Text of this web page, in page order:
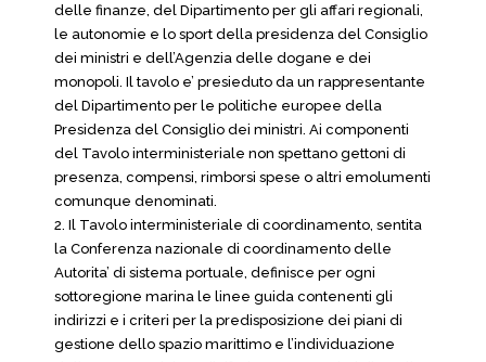
delle finanze, del Dipartimento per gli affari regionali,
le autonomie e lo sport della presidenza del Consiglio
dei ministri e dell’Agenzia delle dogane e dei
monopoli. Il tavolo e’ presieduto da un rappresentante
del Dipartimento per le politiche europee della
Presidenza del Consiglio dei ministri. Ai componenti
del Tavolo interministeriale non spettano gettoni di
presenza, compensi, rimborsi spese o altri emolumenti
comunque denominati.
2. Il Tavolo interministeriale di coordinamento, sentita
la Conferenza nazionale di coordinamento delle
Autorita’ di sistema portuale, definisce per ogni
sottoregione marina le linee guida contenenti gli
indirizzi e i criteri per la predisposizione dei piani di
gestione dello spazio marittimo e l’individuazione